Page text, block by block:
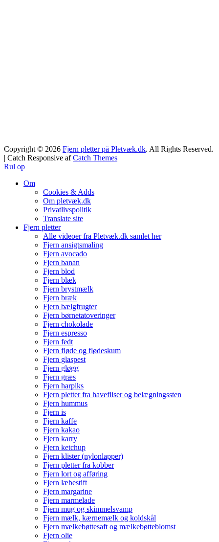
Copyright © 2026 Fjern pletter på Pletvæk.dk. All Rights Reserved.
| Catch Responsive afCatch Themes
Rul op
Om
Cookies & Adds
Om pletvæk.dk
Privatlivspolitik
Translate site
Fjern pletter
Alle videoer fra Pletvæk.dk samlet her
Fjern ansigtsmaling
Fjern avocado
Fjern banan
Fjern blod
Fjern blæk
Fjern brystmælk
Fjern bræk
Fjern bælgfrugter
Fjern børnetatoveringer
Fjern chokolade
Fjern espresso
Fjern fedt
Fjern fløde og flødeskum
Fjern glaspest
Fjern gløgg
Fjern græs
Fjern harpiks
Fjern pletter fra havefliser og belægningssten
Fjern hummus
Fjern is
Fjern kaffe
Fjern kakao
Fjern karry
Fjern ketchup
Fjern klister (nylonlapper)
Fjern pletter fra kobber
Fjern lort og afføring
Fjern læbestift
Fjern margarine
Fjern marmelade
Fjern mug og skimmelsvamp
Fjern mælk, kærnemælk og koldskål
Fjern mælkebøttesaft og mælkebøtteblomst
Fjern olie